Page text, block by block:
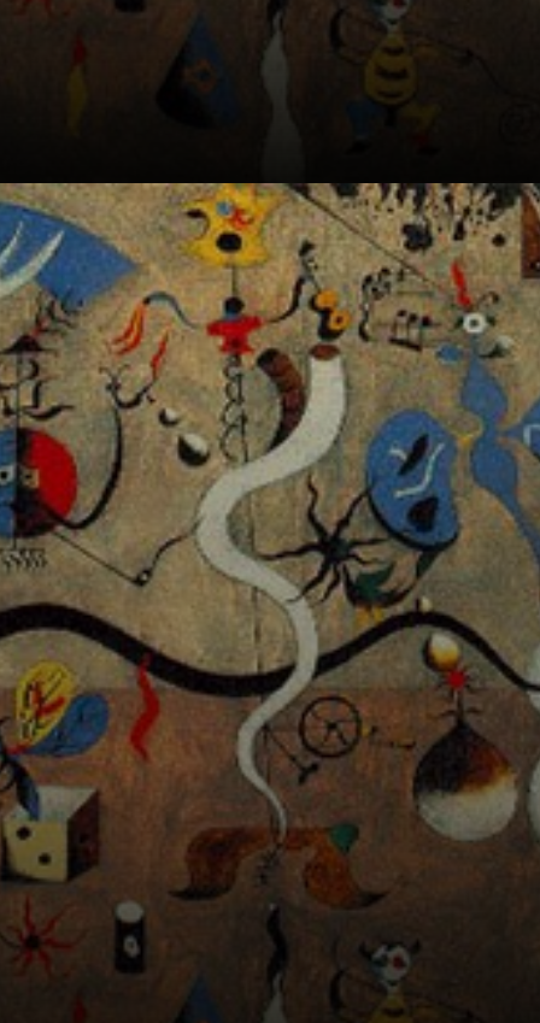
Montroig.
Là, il découvre ses
qualités
d'observateur et
développe sa
créativité, suivant
le conseil
d'Agustin de
Hipona : 'Si tu es
triste, regarde les
fourmis'.